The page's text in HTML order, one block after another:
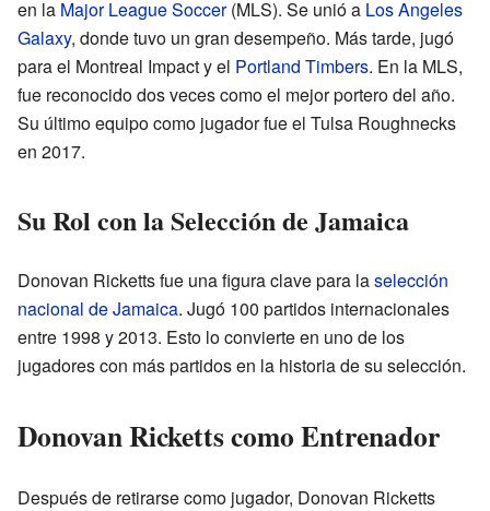
en la Major League Soccer(MLS). Se unió a Los Angeles
Galaxy, donde tuvo un gran desempeño. Más tarde, jugó
para el Montreal Impact y el Portland Timbers. En la MLS,
fue reconocido dos veces como el mejor portero del año.
Su último equipo como jugador fue el Tulsa Roughnecks
en 2017.
Su Rol con la Selección de Jamaica
Donovan Ricketts fue una figura clave para laselección
nacional de Jamaica. Jugó 100 partidos internacionales
entre 1998 y 2013. Esto lo convierte en uno de los
jugadores con más partidos en la historia de su selección.
Donovan Ricketts como Entrenador
Después de retirarse como jugador, Donovan Ricketts